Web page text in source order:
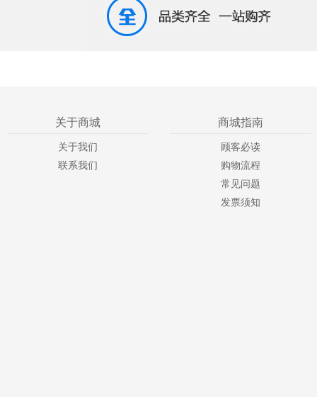
关于商城
关于我们
联系我们
商城指南
顾客必读
购物流程
常见问题
发票须知